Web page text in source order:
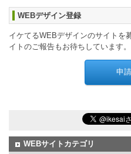
WEBデザイン登録
イケてるWEBデザインのサイトを
イトのご報告もお待ちしています。
WEBサイトカテゴリ